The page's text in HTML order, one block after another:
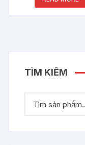
TÌM KIẾM